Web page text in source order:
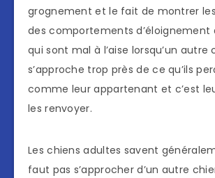
grognement et le fait de montrer
des comportements d’éloignement
qui sont mal à l’aise lorsqu’un autre
s’approche trop près de ce qu’ils
comme leur appartenant et c’est
les renvoyer.
Les chiens adultes savent
faut pas s’approcher d’un autre